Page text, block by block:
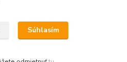
by Hygy.sk
Súhlasím